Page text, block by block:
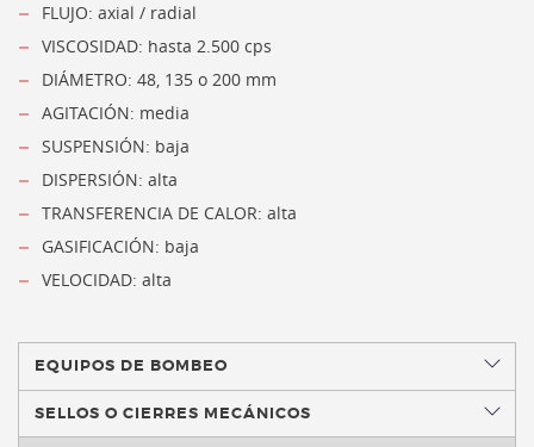
EQUIPOS DE BOMBEO
SELLOS O CIERRES MECÁNICOS
FLUJO: axial / radial
VISCOSIDAD: hasta 2.500 cps
DIÁMETRO: 48, 135 o 200 mm
AGITACIÓN: media
SUSPENSIÓN: baja
DISPERSIÓN: alta
TRANSFERENCIA DE CALOR: alta
GASIFICACIÓN: baja
VELOCIDAD: alta